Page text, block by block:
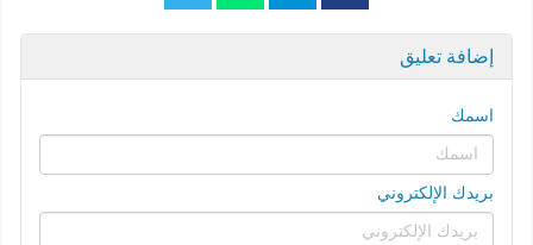
إضافة تعليق
اسمك
بريدك الإلكتروني